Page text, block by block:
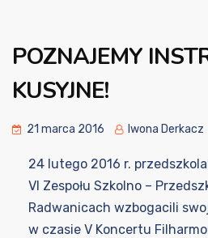
POZNAJEMY
KUSYJNE!
21 marca 2016 Iwona Derkacz
24 lutego 2016 r.
VI Zespołu Szkolno –
Radwanicach wzbogacili
w czasie V Koncertu